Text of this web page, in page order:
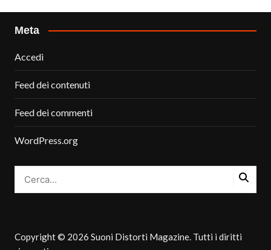
Meta
Accedi
Feed dei contenuti
Feed dei commenti
WordPress.org
Copyright © 2026 Suoni Distorti Magazine. Tutti i diritti